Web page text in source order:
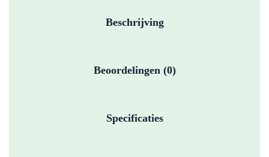
Beschrijving
Beoordelingen (0)
Specificaties